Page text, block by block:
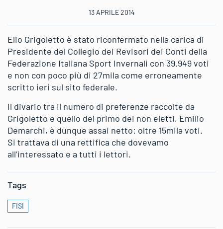
13 APRILE 2014
Elio Grigoletto è stato riconfermato nella carica di
Presidente del Collegio dei Revisori dei Conti della
Federazione Italiana Sport Invernali con 39.949 voti
e non con poco più di 27mila come erroneamente
scritto ieri sul sito federale.
Il divario tra il numero di preferenze raccolte da
Grigoletto e quello del primo dei non eletti, Emilio
Demarchi, è dunque assai netto: oltre 15mila voti.
Si trattava di una rettifica che dovevamo
all’interessato e a tutti i lettori.
Tags
FISI